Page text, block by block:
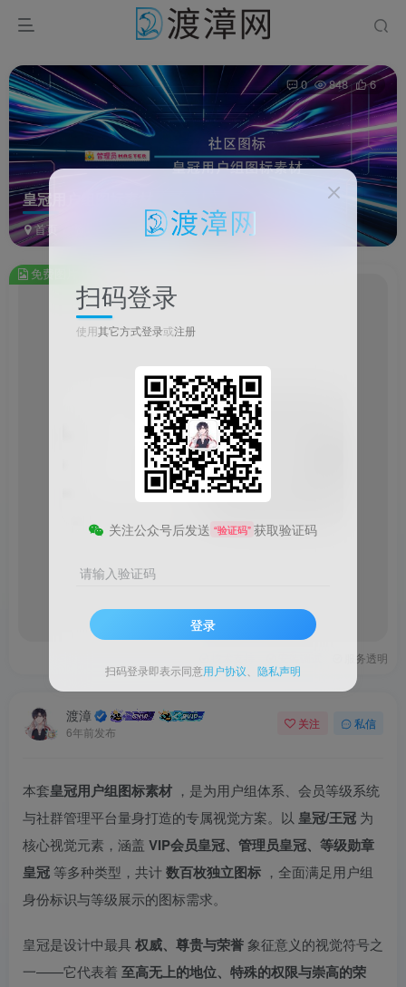
皇冠用户组图标素材
首页 图片资源 正文
0 848 6
1/25
请登录后查看
剩余24张图片
服务透明
免费图片
渡漳
6年前发布
关注 私信
本套皇冠用户组图标素材 ，是为用户组体系、会员等级系统
与社群管理平台量身打造的专属视觉方案。以 皇冠/王冠 为
核心视觉元素，涵盖 VIP会员皇冠、管理员皇冠、等级勋章
皇冠 等多种类型，共计 数百枚独立图标 ，全面满足用户组
身份标识与等级展示的图标需求。
皇冠是设计中最具权威、尊贵与荣誉象征意义的视觉符号之
一——它代表着 至高无上的地位、特殊的权限与崇高的荣
扫码登录
使用其它方式登录或注册
关注公众号后发送 “验证码” 获取验证码
请输入验证码
登录
扫码登录即表示同意用户协议 隐私声明